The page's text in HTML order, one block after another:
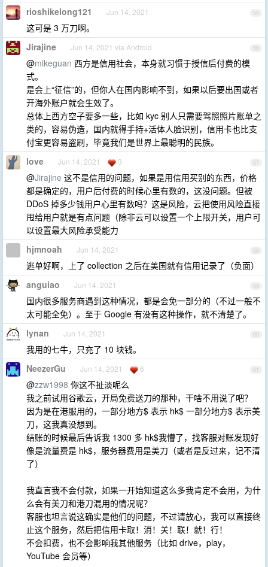
55
rioshikelong121 Jun 14, 2021
这可是 3 万刀啊。
56
Jirajine Jun 14, 2021 via Android
@mikeguan 西方是信用社会，本身就习惯于授信后付费的模
式。
是会上“征信”的，但你人在国内影响不到，如果以后要出国或者
开海外账户就会生效了。
总体上西方空子要多一些，比如 kyc 别人只需要驾照照片账单之
类的，容易伪造，国内就得手持+活体人脸识别，信用卡也比支
付宝更容易盗刷，毕竟我们是世界上最聪明的民族。
57
love Jun 14, 2021 3
@Jirajine 这不是信用的问题，如果是用信用买别的东西，价格
都是确定的，用户后付费的时候心里有数的，这没问题。但被
DDoS 掉多少钱用户心里有数吗？这是风险，云把使用风险直接
甩给用户就是有点问题（除非云可以设置一个上限开关，用户可
以设置最大风险承受能力
58
hjmnoah Jun 14, 2021
逃单好啊，上了 collection 之后在美国就有信用记录了（负面）
59
anguiao Jun 14, 2021
国内很多服务商遇到这种情况，都是会免一部分的（不过一般不
太可能全免）。至于 Google 有没有这种操作，就不清楚了。
60
lynan Jun 14, 2021
我用的七牛，只充了 10 块钱。
61
NeezerGu Jun 14, 2021 6
@zzw1998 你这不扯淡呢么
我之前试用谷歌云，开局免费送刀的那种，干啥不用说了吧？
因为是在港服用的，一部分地方$ 表示 hk$ 一部分地方$ 表示美
刀，这我真没想到。
结账的时候最后告诉我 1300 多 hk$我懵了，找客服对账发现好
像是流量费是 hk$，服务器费用是美刀（或者是反过来，记不清
了）
我直言我不会付款，如果一开始知道这么多我肯定不会用，为什
么会有美刀和港刀混用的情况呢？
客服也坦言说这确实是他们的问题，不过请放心，我可以直接终
止这个服务，然后把信用卡取！消！关！联！就！行！
不会扣费，也不会影响我其他服务（比如 drive，play，
YouTube 会员等）